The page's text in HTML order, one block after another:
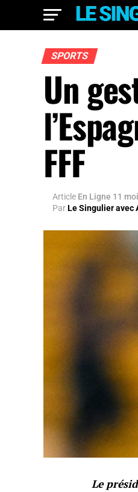
SPORTS
Un
FFF
Article En Ligne 11
ParLe Singulier avec
Le